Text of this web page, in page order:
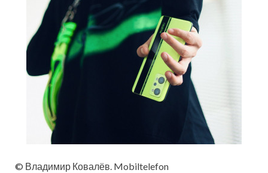
© Владимир Ковалёв. Mobiltelefon